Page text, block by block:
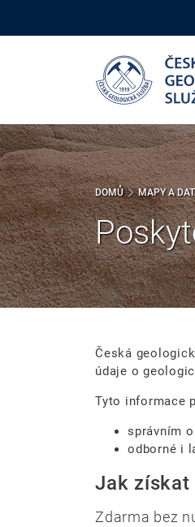
DOMŮ MAPY A
Česká
údaje o
Tyto informace
správním
odborné i
Jak získat
Zdarma bez